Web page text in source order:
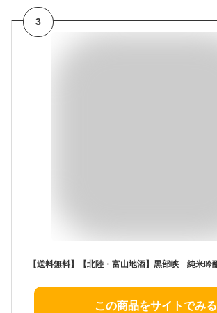
3
この商品をサイトでみる